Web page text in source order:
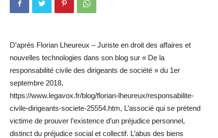
D’après Florian Lheureux – Juriste en droit des affaires et
nouvelles technologies dans son blog sur « De la
responsabilité civile des dirigeants de société » du 1er
septembre 2018,
https://www.legavox.fr/blog/florian-lheureux/responsabilite-
civile-dirigeants-societe-25554.htm, L’associé qui se prétend
victime de prouver l’existence d’un préjudice personnel,
distinct du préjudice social et collectif. L’abus des biens